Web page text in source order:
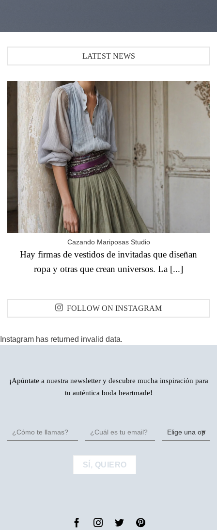
LATEST NEWS
Cazando Mariposas Studio
Hay firmas de vestidos de invitadas que diseñan
ropa y otras que crean universos. La [...]
FOLLOW ON INSTAGRAM
Instagram has returned invalid data.
¡Apúntate a nuestra newsletter y descubre mucha inspiración para
tu auténtica boda heartmade!